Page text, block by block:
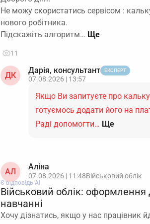
Не можу скористатись сервісом :
нового робітника.
Підскажіть алгоритм…
11
ДК
Дарія, консультант ЕКСПЕРТ
07.08.2026 | 13:57
Якщо Ви запитуєте про
готуємось додати його на
Раді допомогти… Ще
АЛ
Аліна
07.08.2026 | 11:48Військовий облік
Є відповідь АІ
Військовий облік:
навчанні
Хочу дізнатись, якщо у нас працівник